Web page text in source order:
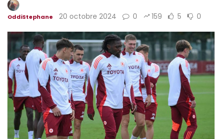
OddiStephane 20 octobre 2024 0 159 5 0